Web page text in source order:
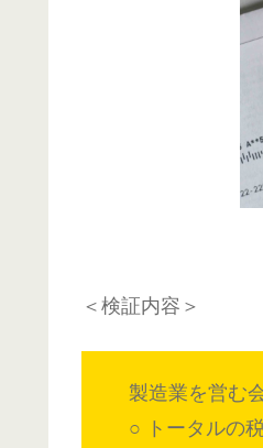
＜検証内容＞
製造業を営む
○ トータルの